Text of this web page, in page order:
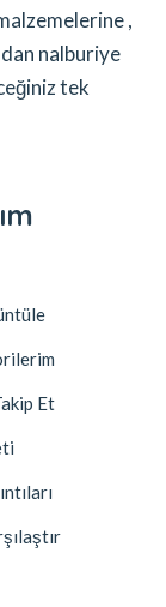
,
nalburiye
tek
Et